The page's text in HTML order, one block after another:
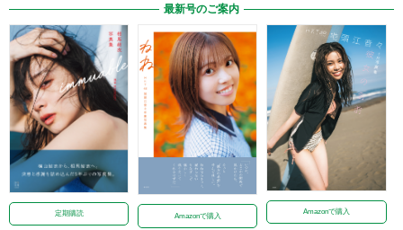
最新号のご案内
定期購読 Amazonで購入
Amazonで購入